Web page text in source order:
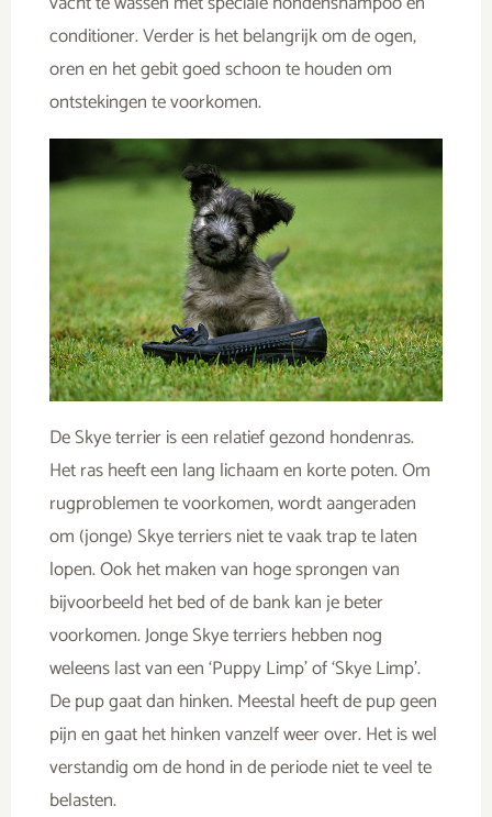
conditioner. Verder is het belangrijk om de ogen,
oren en het gebit goed schoon te houden om
ontstekingen te voorkomen.
De Skye terrier is een relatief gezond hondenras.
Het ras heeft een lang lichaam en korte poten. Om
rugproblemen te voorkomen, wordt aangeraden
om (jonge) Skye terriers niet te vaak trap te laten
lopen. Ook het maken van hoge sprongen van
bijvoorbeeld het bed of de bank kan je beter
voorkomen. Jonge Skye terriers hebben nog
weleens last van een ‘Puppy Limp’ of ‘Skye Limp’.
De pup gaat dan hinken. Meestal heeft de pup geen
pijn en gaat het hinken vanzelf weer over. Het is wel
verstandig om de hond in de periode niet te veel te
belasten.